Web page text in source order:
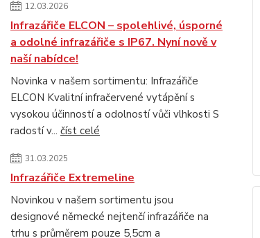
12.03.2026
Infrazářiče ELCON – spolehlivé, úsporné
a odolné infrazářiče s IP67. Nyní nově v
naší nabídce!
Novinka v našem sortimentu: Infrazářiče
ELCON Kvalitní infračervené vytápění s
vysokou účinností a odolností vůči vlhkosti S
radostí v... číst celé
31.03.2025
Infrazářiče Extremeline
Novinkou v našem sortimentu jsou
designové německé nejtenčí infrazářiče na
trhu s průměrem pouze 5,5cm a